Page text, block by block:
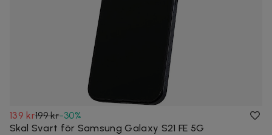
139 kr199 kr-30%
Skal Svart för Samsung Galaxy S21 FE 5G